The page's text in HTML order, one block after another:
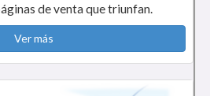
de venta que triunfan.
Ver más